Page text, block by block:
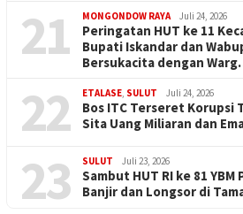
21 MONGONDOW RAYA Juli 24, 2026
Peringatan HUT ke 11
Bupati Iskandar dan
Bersukacita dengan
22 ETALASE, SULUT Juli 24, 2026
Bos ITC Terseret Korupsi
Sita Uang Miliaran dan
23 SULUT Juli 23, 2026
Sambut HUT RI ke 81 YBM
Banjir dan Longsor di